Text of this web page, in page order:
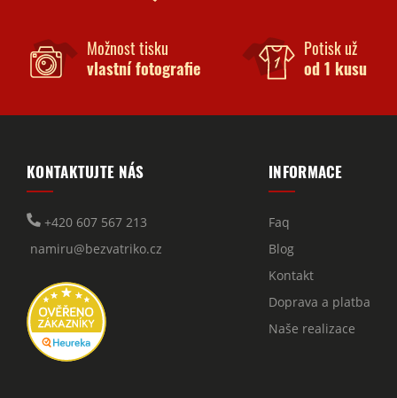
Možnost tisku
vlastní fotografie
Potisk už
od 1 kusu
KONTAKTUJTE NÁS
+420 607 567 213
namiru@bezvatriko.cz
INFORMACE
Faq
Blog
Kontakt
Doprava a platba
Naše realizace